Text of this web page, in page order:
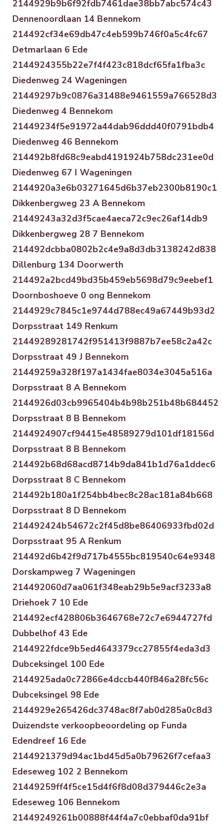
2144929b9b6f92fdb7461dae38bb7abc574c43
Dennenoordlaan 14 Bennekom
214492cf34e69db47c4eb599b746f0a5c4fc67
Detmarlaan 6 Ede
2144924355b22e7f4f423c818dcf65fa1fba3c
Diedenweg 24 Wageningen
21449297b9c0876a31488e9461559a766528d3
Diedenweg 4 Bennekom
21449234f5e91972a44dab96ddd40f0791bdb4
Diedenweg 46 Bennekom
214492b8fd68c9eabd4191924b758dc231ee0d
Diedenweg 67 I Wageningen
2144920a3e6b03271645d6b37eb2300b8190c1
Dikkenbergweg 23 A Bennekom
21449243a32d3f5cae4aeca72c9ec26af14db9
Dikkenbergweg 28 7 Bennekom
214492dcbba0802b2c4e9a8d3db3138242d838
Dillenburg 134 Doorwerth
214492a2bcd49bd35b459eb5698d79c9eebef1
Doornboshoeve 0 ong Bennekom
2144929c7845c1e9744d788ec49a67449b93d2
Dorpsstraat 149 Renkum
21449289281742f951413f9887b7ee58c2a42c
Dorpsstraat 49 J Bennekom
21449259a328f197a1434fae8034e3045a516a
Dorpsstraat 8 A Bennekom
2144926d03cb9965404b4b98b251b48b684452
Dorpsstraat 8 B Bennekom
2144924907cf94415e48589279d101df18156d
Dorpsstraat 8 B Bennekom
214492b68d68acd8714b9da841b1d76a1ddec6
Dorpsstraat 8 C Bennekom
214492b180a1f254bb4bec8c28ac181a84b668
Dorpsstraat 8 D Bennekom
214492424b54672c2f45d8be86406933fbd02d
Dorpsstraat 95 A Renkum
214492d6b42f9d717b4555bc819540c64e9348
Dorskampweg 7 Wageningen
214492060d7aa061f348eab29b5e9acf3233a8
Driehoek 7 10 Ede
214492ecf428806b3646768e72c7e6944727fd
Dubbelhof 43 Ede
2144922fdce9b5ed4643379cc27855f4eda3d3
Dubceksingel 100 Ede
2144925ada0c72866e4dccb440f846a28fc56c
Dubceksingel 98 Ede
2144929e265426dc3748ac8f7ab0d285a0c8d3
Duizendste verkoopbeoordeling op Funda
Edendreef 16 Ede
2144921379d94ac1bd45d5a0b79626f7cefaa3
Edeseweg 102 2 Bennekom
21449259ff4f5ce15d4f6f8d08d379446c2e3a
Edeseweg 106 Bennekom
21449249261b00888f44f4a7c0ebbaf0da91bf